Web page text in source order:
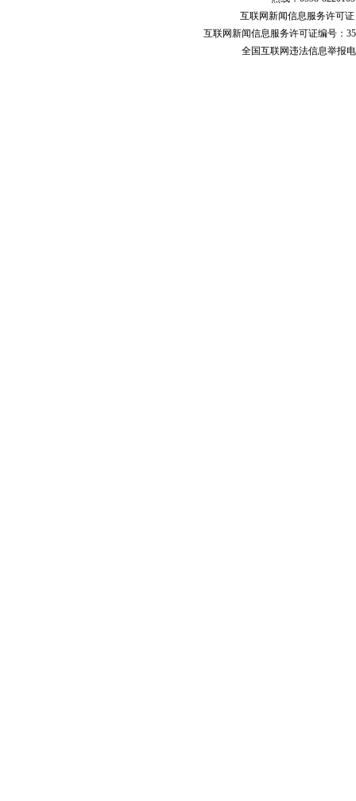
互联网新闻信息服务许可证
互联网新闻信息服务许可证编号：
全国互联网违法信息举报